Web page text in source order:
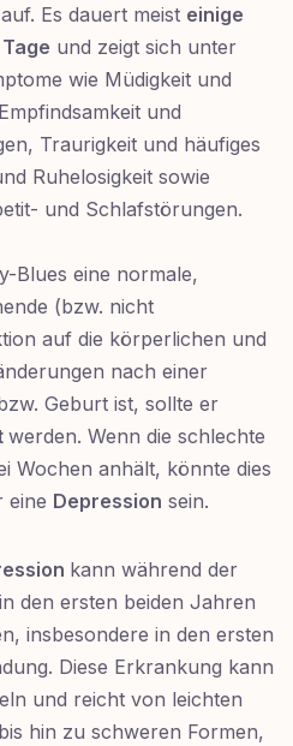
Es dauert meist einige
und zeigt sich unter
wie Müdigkeit und
und
Traurigkeit und häufiges
Ruhelosigkeit sowie
und Schlafstörungen.
Blues eine normale,
(bzw. nicht
auf die körperlichen und
nach einer
Geburt ist, sollte er
werden. Wenn die schlechte
Wochen anhält, könnte dies
eine Depression sein.
kann während der
den ersten beiden Jahren
insbesondere in den ersten
Diese Erkrankung kann
und reicht von leichten
hin zu schweren Formen,